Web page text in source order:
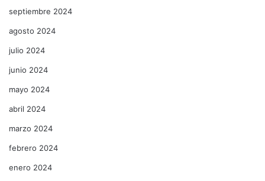
septiembre 2024
agosto 2024
julio 2024
junio 2024
mayo 2024
abril 2024
marzo 2024
febrero 2024
enero 2024